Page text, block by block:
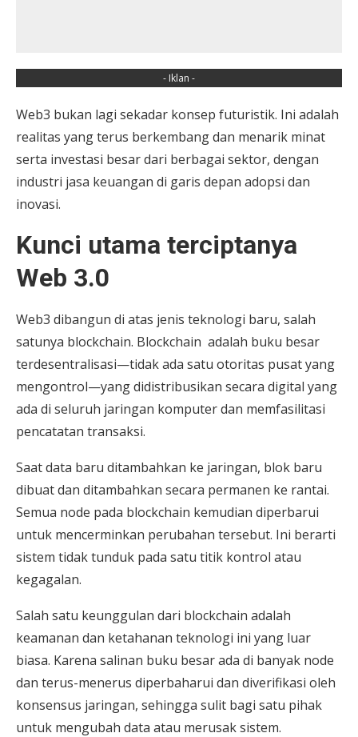
- Iklan -
Web3 bukan lagi sekadar konsep futuristik. Ini adalah
realitas yang terus berkembang dan menarik minat
serta investasi besar dari berbagai sektor, dengan
industri jasa keuangan di garis depan adopsi dan
inovasi.
Kunci utama terciptanya
Web 3.0
Web3 dibangun di atas jenis teknologi baru, salah
satunya blockchain. Blockchain adalah buku besar
terdesentralisasi—tidak ada satu otoritas pusat yang
mengontrol—yang didistribusikan secara digital yang
ada di seluruh jaringan komputer dan memfasilitasi
pencatatan transaksi.
Saat data baru ditambahkan ke jaringan, blok baru
dibuat dan ditambahkan secara permanen ke rantai.
Semua node pada blockchain kemudian diperbarui
untuk mencerminkan perubahan tersebut. Ini berarti
sistem tidak tunduk pada satu titik kontrol atau
kegagalan.
Salah satu keunggulan dari blockchain adalah
keamanan dan ketahanan teknologi ini yang luar
biasa. Karena salinan buku besar ada di banyak node
dan terus-menerus diperbaharui dan diverifikasi oleh
konsensus jaringan, sehingga sulit bagi satu pihak
untuk mengubah data atau merusak sistem.